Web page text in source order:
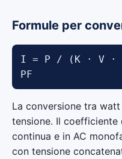
Formule per
I = P / (K · V ·
PF
La conversione tra
tensione. Il coefficiente
continua e in AC
con tensione